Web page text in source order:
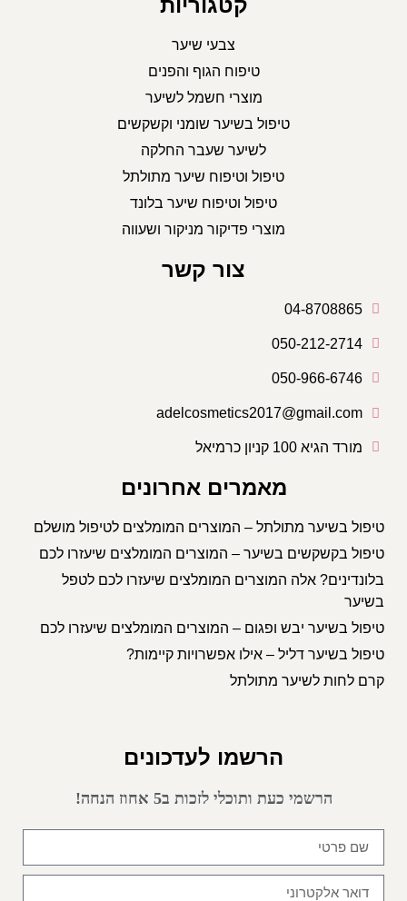
צבעי שיער
טיפוח הגוף והפנים
מוצרי חשמל לשיער
טיפול בשיער שומני וקשקשים
לשיער שעבר החלקה
טיפול וטיפוח שיער מתולתל
טיפול וטיפוח שיער בלונד
מוצרי פדיקור מניקור ושעווה
צור קשר
04-8708865
050-212-2714
050-966-6746
adelcosmetics2017@gmail.com
מורד הגיא 100 קניון כרמיאל
מאמרים אחרונים
טיפול בשיער מתולתל – המוצרים המומלצים לטיפול מושלם
טיפול בקשקשים בשיער – המוצרים המומלצים שיעזרו לכם
בלונדינים? אלה המוצרים המומלצים שיעזרו לכם לטפל
בשיער
טיפול בשיער יבש ופגום – המוצרים המומלצים שיעזרו לכם
טיפול בשיער דליל – אילו אפשרויות קיימות?
קרם לחות לשיער מתולתל
הרשמו לעדכונים
הרשמי כעת ותוכלי לזכות ב5 אחוז הנחה!